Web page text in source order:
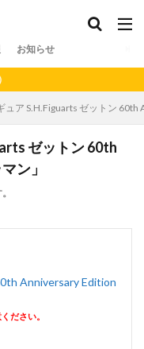
お知らせ
ュア S.H.Figuarts ゼットン
ゼットン 60th
ン」
Anniversary Edition
ださい。